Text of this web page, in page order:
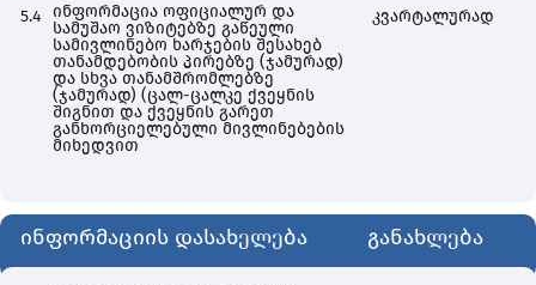
5.4
ინფორმაცია ოფიციალურ და
სამუშაო ვიზიტებზე გაწეული
სამივლინებო ხარჯების შესახებ
თანამდებობის პირებზე (ჯამურად)
და სხვა თანამშრომლებზე
(ჯამურად) (ცალ-ცალკე ქვეყნის
შიგნით და ქვეყნის გარეთ
განხორციელებული მივლინებების
მიხედვით
კვარტალურად
ინფორმაციის დასახელება განახლება